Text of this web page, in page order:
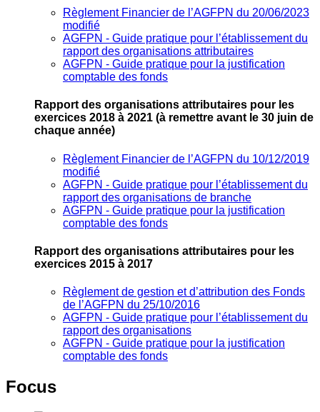
Règlement Financier de l’AGFPN du 20/06/2023
modifié
AGFPN ‐ Guide pratique pour l’établissement du
rapport des organisations attributaires
AGFPN ‐ Guide pratique pour la justification
comptable des fonds
Rapport des organisations attributaires pour les
exercices 2018 à 2021 (à remettre avant le 30 juin de
chaque année)
Règlement Financier de l’AGFPN du 10/12/2019
modifié
AGFPN ‐ Guide pratique pour l’établissement du
rapport des organisations de branche
AGFPN ‐ Guide pratique pour la justification
comptable des fonds
Rapport des organisations attributaires pour les
exercices 2015 à 2017
Règlement de gestion et d’attribution des Fonds
de l’AGFPN du 25/10/2016
AGFPN ‐ Guide pratique pour l’établissement du
rapport des organisations
AGFPN ‐ Guide pratique pour la justification
comptable des fonds
Focus